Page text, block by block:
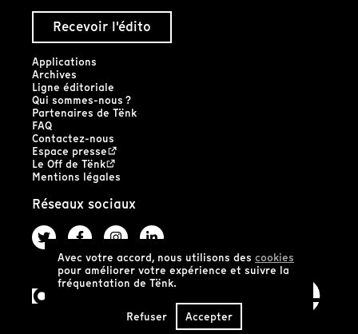
Avec votre accord, nous utilisons des cookies
pour améliorer votre expérience et suivre la
fréquentation de Tënk.
Refuser Accepter
Recevoir l'édito
Applications
Archives
Ligne éditoriale
Qui sommes-nous ?
Partenaires de Tënk
FAQ
Contactez-nous
Espace presse
Le Off de Tënk
Mentions légales
Réseaux sociaux